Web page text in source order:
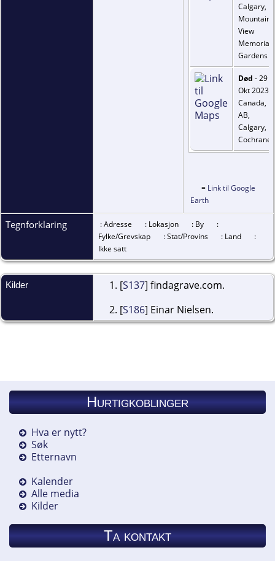
Calgary,
Mountain
View
Memorial
Gardens
Død - 29
Okt 2023 -
Canada,
AB,
Calgary,
Cochrane
= Link til Google
Earth
Tegnforklaring : Adresse : Lokasjon : By
:
Fylke/Grevskap
: Stat/Provins : Land
:
Ikke satt
Kilder [S137] findagrave.com.
[S186] Einar Nielsen.
Hurtigkoblinger
Hva er nytt?
Søk
Etternavn
Kalender
Alle media
Kilder
Ta kontakt